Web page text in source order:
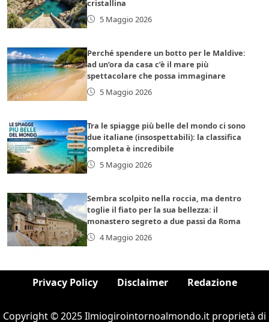
cristallina
5 Maggio 2026
Perché spendere un botto per le Maldive:
ad un’ora da casa c’è il mare più
spettacolare che possa immaginare
5 Maggio 2026
Tra le spiagge più belle del mondo ci sono
due italiane (insospettabili): la classifica
completa è incredibile
5 Maggio 2026
Sembra scolpito nella roccia, ma dentro
toglie il fiato per la sua bellezza: il
monastero segreto a due passi da Roma
4 Maggio 2026
Privacy Policy Disclaimer Redazione
Copyright © 2025 Ilmiogirointornoalmondo.it proprietà di